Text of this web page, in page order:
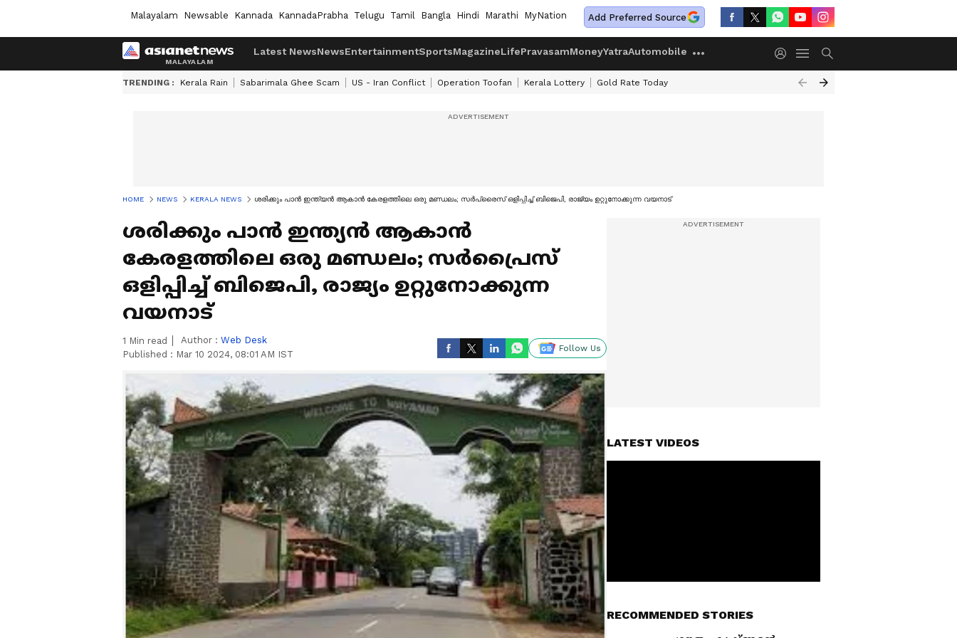
Malayalam Newsable Kannada KannadaPrabha Telugu Tamil Bangla Hindi Marathi MyNation Add Preferred Source
Latest NewsNewsEntertainmentSportsMagazineLifePravasamMoneyYatraAutomobile
TRENDING : Kerala Rain Sabarimala Ghee Scam US - Iran Conflict Operation Toofan Kerala Lottery Gold Rate Today
HOME NEWS KERALA NEWS ശരിക്കും പാൻ ഇന്ത്യൻ ആകാൻ കേരളത്തിലെ ഒരു മണ്ഡലം; സർപ്രൈസ് ഒളിപ്പിച്ച് ബിജെപി, രാജ്യം ഉറ്റുനോക്കുന്ന വയനാട്
ശരിക്കും പാൻ ഇന്ത്യൻ ആകാൻ
കേരളത്തിലെ ഒരു മണ്ഡലം; സർപ്രൈസ്
ഒളിപ്പിച്ച് ബിജെപി, രാജ്യം ഉറ്റുനോക്കുന്ന
വയനാട്
1 Min read Author : Web Desk
Published : Mar 10 2024, 08:01 AM IST
Follow Us
LATEST VIDEOS
RECOMMENDED STORIES